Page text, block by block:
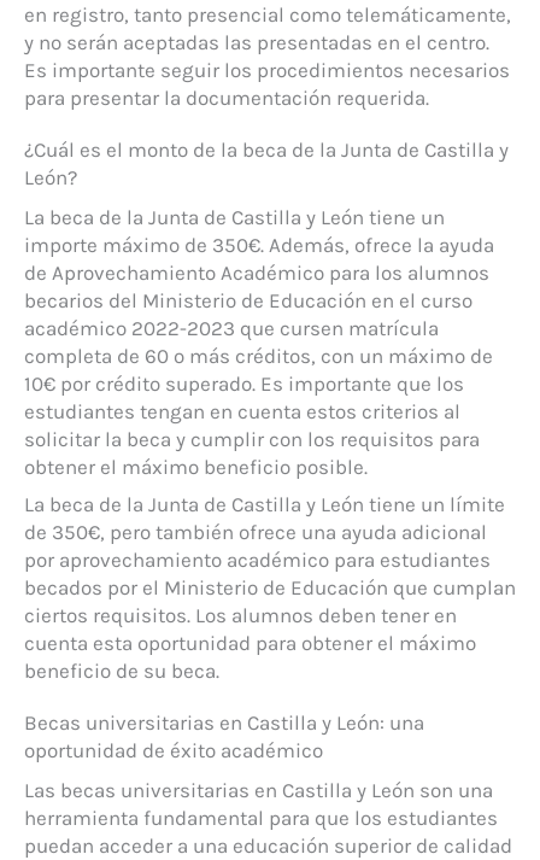
en registro, tanto presencial como telemáticamente,
y no serán aceptadas las presentadas en el centro.
Es importante seguir los procedimientos necesarios
para presentar la documentación requerida.
¿Cuál es el monto de la beca de la Junta de Castilla y
León?
La beca de la Junta de Castilla y León tiene un
importe máximo de 350€. Además, ofrece la ayuda
de Aprovechamiento Académico para los alumnos
becarios del Ministerio de Educación en el curso
académico 2022-2023 que cursen matrícula
completa de 60 o más créditos, con un máximo de
10€ por crédito superado. Es importante que los
estudiantes tengan en cuenta estos criterios al
solicitar la beca y cumplir con los requisitos para
obtener el máximo beneficio posible.
La beca de la Junta de Castilla y León tiene un límite
de 350€, pero también ofrece una ayuda adicional
por aprovechamiento académico para estudiantes
becados por el Ministerio de Educación que cumplan
ciertos requisitos. Los alumnos deben tener en
cuenta esta oportunidad para obtener el máximo
beneficio de su beca.
Becas universitarias en Castilla y León: una
oportunidad de éxito académico
Las becas universitarias en Castilla y León son una
herramienta fundamental para que los estudiantes
puedan acceder a una educación superior de calidad